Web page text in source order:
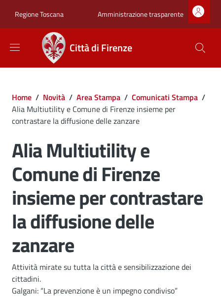
Regione Toscana Zona superiore
Amministrazione trasparente
Città di Firenze
Briciole di pane
Home / Novità / Area Stampa / Comunicati Stampa /
Alia Multiutility e Comune di Firenze insieme per
contrastare la diffusione delle zanzare
Alia Multiutility e
Comune di Firenze
insieme per contrastare
la diffusione delle
zanzare
Dettagli
Attività mirate su tutta la città e sensibilizzazione dei
cittadini.
Galgani: “La prevenzione è un impegno condiviso”